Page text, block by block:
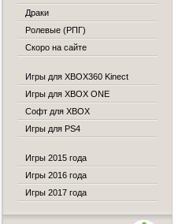
Драки
Ролевые (РПГ)
Скоро на сайте
Игры для XBOX360 Kinect
Игры для XBOX ONE
Софт для XBOX
Игры для PS4
Игры 2015 года
Игры 2016 года
Игры 2017 года